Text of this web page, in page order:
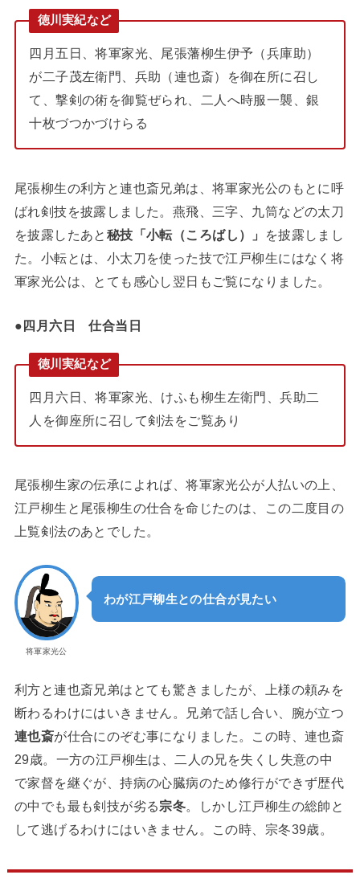
徳川実紀など
四月五日、将軍家光、尾張藩柳生伊予（兵庫助）
が二子茂左衛門、兵助（連也斎）を御在所に召し
て、撃剣の術を御覧ぜられ、二人へ時服一襲、銀
十枚づつかづけらる
尾張柳生の利方と連也斎兄弟は、将軍家光公のもとに呼
ばれ剣技を披露しました。燕飛、三字、九筒などの太刀
を披露したあと 秘技「小転（ころばし）」
を披露しまし
た。小転とは、小太刀を使った技で江戸柳生にはなく将
軍家光公は、とても感心し翌日もご覧になりました。
●四月六日 仕合当日
徳川実紀など
四月六日、将軍家光、けふも柳生左衛門、兵助二
人を御座所に召して剣法をご覧あり
尾張柳生家の伝承によれば、将軍家光公が人払いの上、
江戸柳生と尾張柳生の仕合を命じたのは、この二度目の
上覧剣法のあとでした。
将軍家光公
わが江戸柳生との仕合が見たい
利方と連也斎兄弟はとても驚きましたが、上様の頼みを
断わるわけにはいきません。兄弟で話し合い、腕が立つ
連也斎が仕合にのぞむ事になりました。この時、連也斎
29歳。一方の江戸柳生は、二人の兄を失くし失意の中
で家督を継ぐが、持病の心臓病のため修行ができず歴代
の中でも最も剣技が劣る宗冬。しかし江戸柳生の総帥と
して逃げるわけにはいきません。この時、宗冬39歳。